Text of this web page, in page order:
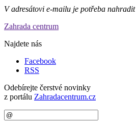
V adresátovi e-mailu je potřeba
Zahrada centrum
Najdete nás
Facebook
RSS
Odebírejte čerstvé novinky
z portálu Zahradacentrum.cz